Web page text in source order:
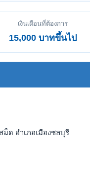
เงินเดือนที่ต้องการ
15,000 บาทขึ้นไป
ม็ด อำเภอเมืองชลบุรี